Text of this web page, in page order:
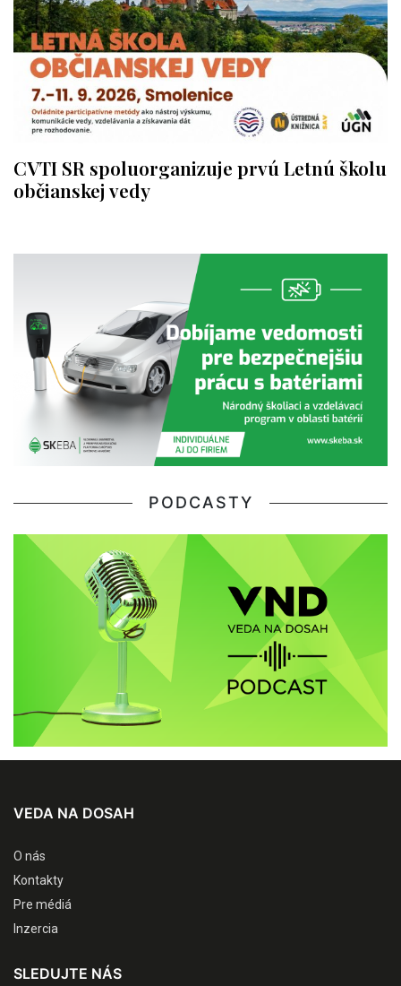
CVTI SR spoluorganizuje prvú Letnú školu
občianskej vedy
PODCASTY
VEDA NA DOSAH
O nás
Kontakty
Pre médiá
Inzercia
SLEDUJTE NÁS